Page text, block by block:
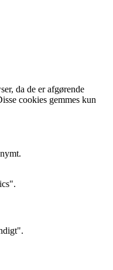
da de er afgørende
cookies gemmes kun